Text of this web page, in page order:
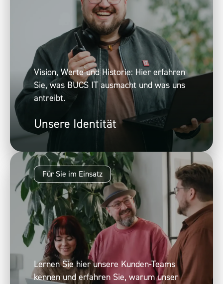
Vision, Werte und Historie: Hier erfahren
Sie, was BUCS IT ausmacht und was uns
antreibt.
Unsere Identität
Für Sie im Einsatz
Lernen Sie hier unsere Kunden-Teams
kennen und erfahren Sie, warum unser